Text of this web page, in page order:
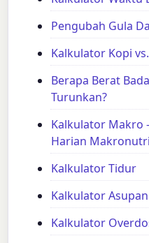
Pengubah Gula
Kalkulator Kopi
Berapa Berat
Turunkan?
Kalkulator Makro
Harian
Kalkulator Tidur
Kalkulator
Kalkulator